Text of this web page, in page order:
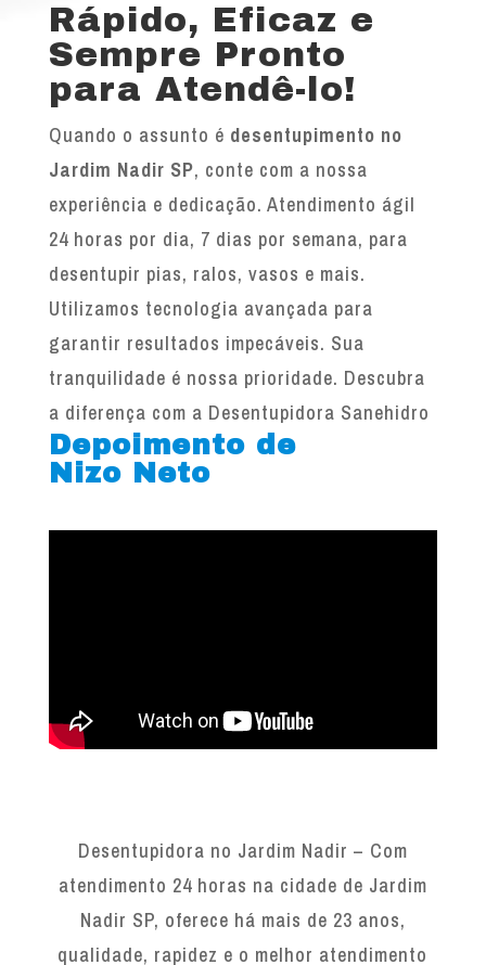
Rápido, Eficaz e
Sempre Pronto
para Atendê-lo!
Quando o assunto é desentupimento no
Jardim Nadir SP, conte com a nossa
experiência e dedicação. Atendimento ágil
24 horas por dia, 7 dias por semana, para
desentupir pias, ralos, vasos e mais.
Utilizamos tecnologia avançada para
garantir resultados impecáveis. Sua
tranquilidade é nossa prioridade. Descubra
a diferença com a Desentupidora Sanehidro
Depoimento de
Nizo Neto
Desentupidora no Jardim Nadir – Com
atendimento 24 horas na cidade de Jardim
Nadir SP, oferece há mais de 23 anos,
qualidade, rapidez e o melhor atendimento